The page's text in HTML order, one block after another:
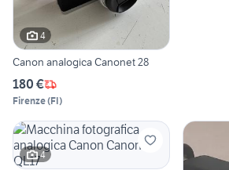
4
Canon analogica Canonet 28
180 €
Firenze(FI)
4